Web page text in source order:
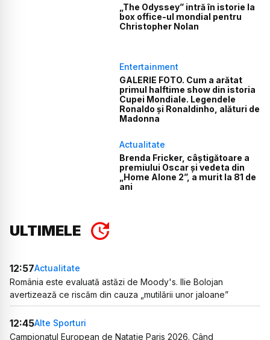
„The Odyssey” intră în istorie la
box office-ul mondial pentru
Christopher Nolan
Entertainment
GALERIE FOTO. Cum a arătat
primul halftime show din istoria
Cupei Mondiale. Legendele
Ronaldo și Ronaldinho, alături de
Madonna
Actualitate
Brenda Fricker, câștigătoare a
premiului Oscar și vedeta din
„Home Alone 2”, a murit la 81 de
ani
ULTIMELE
12:57Actualitate
România este evaluată astăzi de Moody's. Ilie Bolojan
avertizează ce riscăm din cauza „mutilării unor jaloane”
12:45Alte Sporturi
Campionatul European de Natație Paris 2026. Când